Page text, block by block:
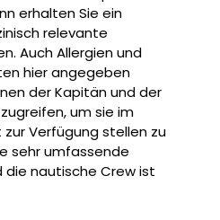
erhalten Sie ein
relevante
Auch Allergien und
hier angegeben
der Kapitän und der
um sie im
Verfügung stellen zu
sehr umfassende
die nautische Crew ist